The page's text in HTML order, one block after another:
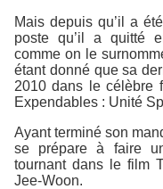
Mais depuis qu’il a
poste qu’il a quitté
comme on le
étant donné que sa
2010 dans le célèbre
Expendables : Unité
Ayant terminé son
se prépare à faire
tournant dans le film
Jee-Woon.